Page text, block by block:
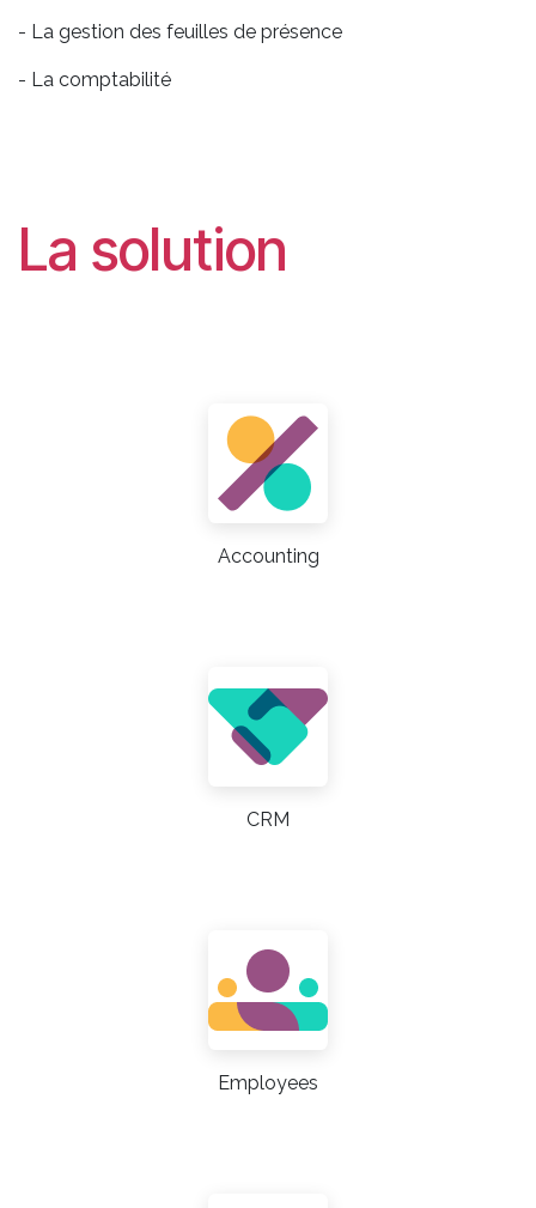
- La gestion des feuilles de présence
- La comptabilité
La solution
Accounting
CRM
Employees